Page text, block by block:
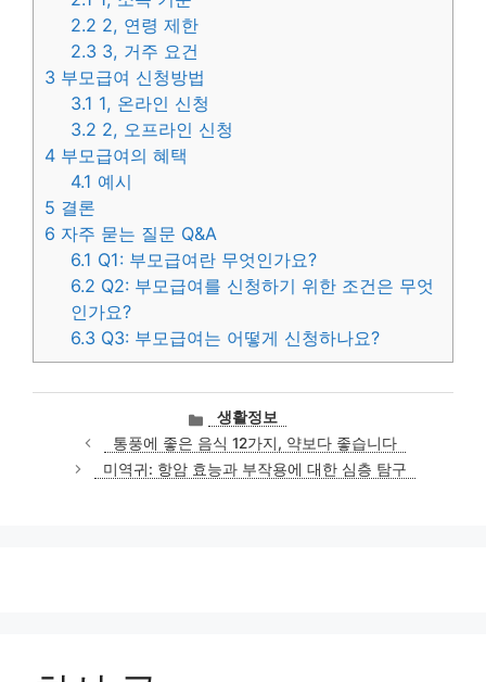
2.2 2, 연령 제한
2.3 3, 거주 요건
3 부모급여 신청방법
3.1 1, 온라인 신청
3.2 2, 오프라인 신청
4 부모급여의 혜택
4.1 예시
5 결론
6 자주 묻는 질문 Q&A
6.1 Q1: 부모급여란 무엇인가요?
6.2 Q2: 부모급여를 신청하기 위한 조건은 무엇
인가요?
6.3 Q3: 부모급여는 어떻게 신청하나요?
카
테
고
리
생활정보
통풍에 좋은 음식 12가지, 약보다 좋습니다
미역귀: 항암 효능과 부작용에 대한 심층 탐구